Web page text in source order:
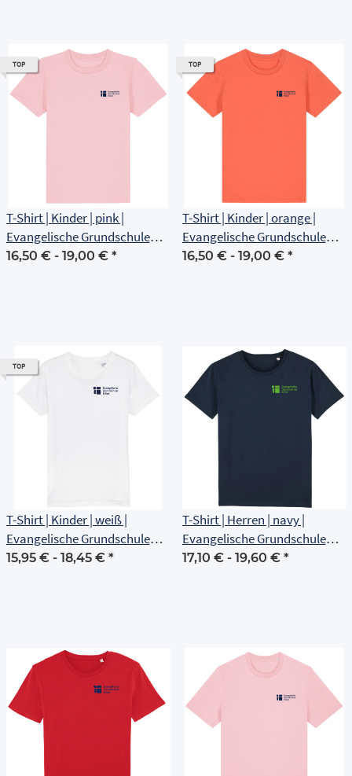
TOP
T-Shirt | Kinder | pink |
Evangelische Grundschule
Erfurt
16,50 € - 19,00 € *
TOP
T-Shirt | Kinder | orange |
Evangelische Grundschule
Erfurt
16,50 € - 19,00 € *
TOP
T-Shirt | Kinder | weiß |
Evangelische Grundschule
Erfurt
15,95 € - 18,45 € *
T-Shirt | Herren | navy |
Evangelische Grundschule
Erfurt
17,10 € - 19,60 € *